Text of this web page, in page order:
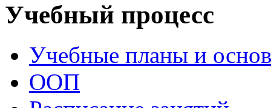
Учебный процесс
Учебные планы и
ООП